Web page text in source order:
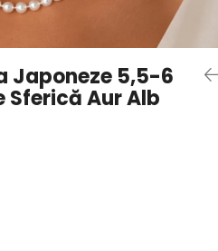
Japoneze 5,5-6
Aur Alb